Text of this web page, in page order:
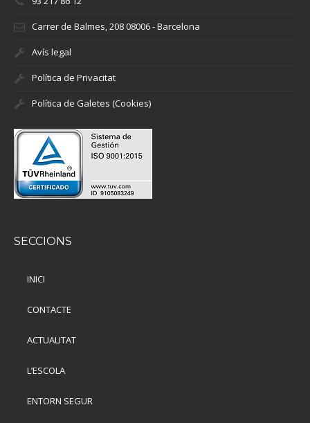
Carrer de Balmes, 208 08006 - Barcelona
Avís legal
Política de Privacitat
Política de Galetes (Cookies)
SECCIONS
INICI
CONTACTE
ACTUALITAT
L’ESCOLA
ENTORN SEGUR